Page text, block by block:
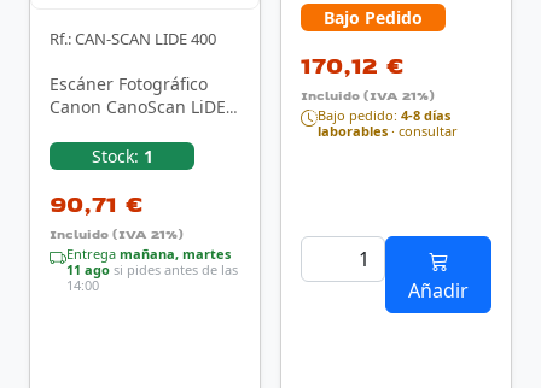
Rf.: CAN-SCAN LIDE 400
Escáner Fotográfico
Canon CanoScan LiDE
Stock: 1
90,71 €
Incluido (IVA 21%)
Entrega mañana, martes
11 ago si pides antes de las
14:00
impresora/escáner
Cabezal …
Bajo Pedido
170,12 €
Incluido (IVA 21%)
Bajo pedido: 4-8 días
laborables · consultar
Añadir